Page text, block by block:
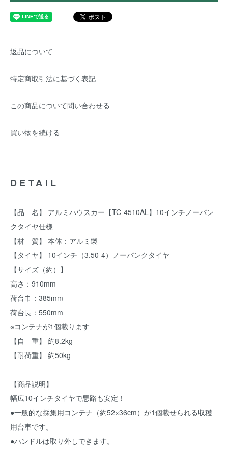
返品について
特定商取引法に基づく表記
この商品について問い合わせる
買い物を続ける
DETAIL
【品 名】 アルミハウスカー【TC-4510AL】10インチノーパン
クタイヤ仕様
【材 質】 本体：アルミ製
【タイヤ】 10インチ（3.50-4）ノーパンクタイヤ
【サイズ（約）】
高さ：910mm
荷台巾：385mm
荷台長：550mm
※コンテナが1個載ります
【自 重】 約8.2kg
【耐荷重】 約50kg
【商品説明】
幅広10インチタイヤで悪路も安定！
●一般的な採集用コンテナ（約52×36cm）が1個載せられる収穫
用台車です。
●ハンドルは取り外しできます。